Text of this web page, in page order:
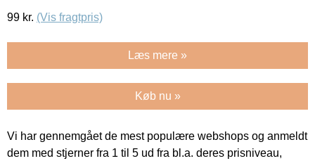
99 kr. (Vis fragtpris)
Læs mere »
Køb nu »
Vi har gennemgået de mest populære webshops og anmeldt
dem med stjerner fra 1 til 5 ud fra bl.a. deres prisniveau,